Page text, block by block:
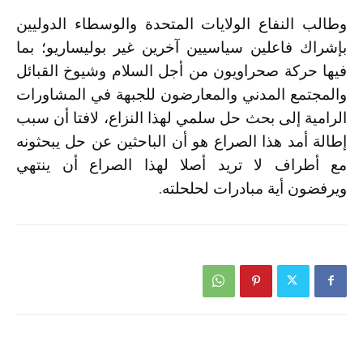
وطالب النفاع الولايات المتحدة والوسطاء الدوليين
بإشراك فاعلين سياسيين آخرين غير بوليساريو؛ بما
فيها حركة صحراويون من أجل السلام وشيوخ القبائل
والمجتمع المدني والمعارضون للجبهة في المشاورات
الرامية إلى بحث حل سلمي لهذا النزاع، لافتا أن سبب
إطالة أمد هذا الصراع هو أن الباحثين عن حل يبحثونه
مع أطراف لا تريد أصلا لهذا الصراع أن ينتهي
ويرفضون أية مبادرات لحلحلته.